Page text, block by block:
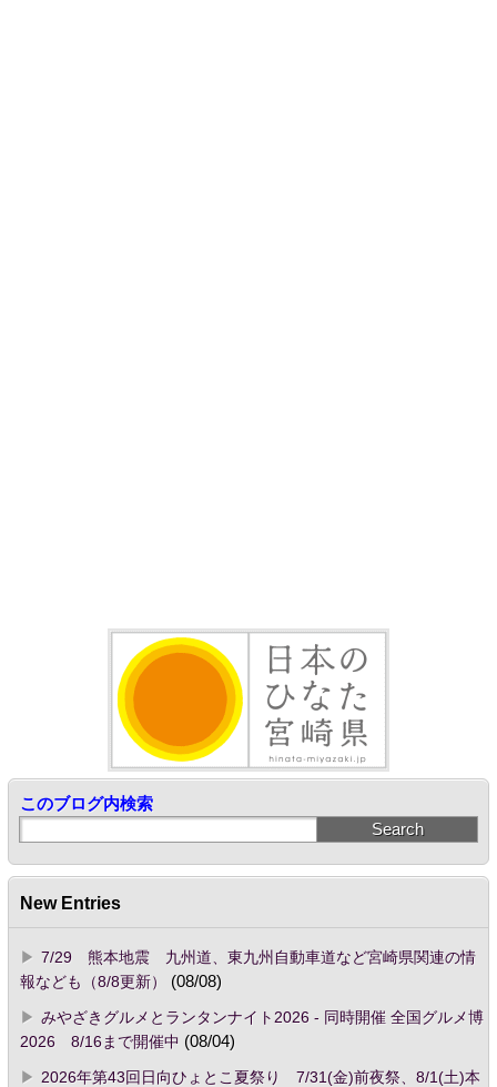
このブログ内検索
New Entries
7/29 熊本地震 九州道、東九州自動車道など宮崎県関連の情
報なども（8/8更新）
(08/08)
みやざきグルメとランタンナイト2026 - 同時開催 全国グルメ博
2026 8/16まで開催中 (08/04)
2026年第43回日向ひょとこ夏祭り 7/31(金)前夜祭、8/1(土)本